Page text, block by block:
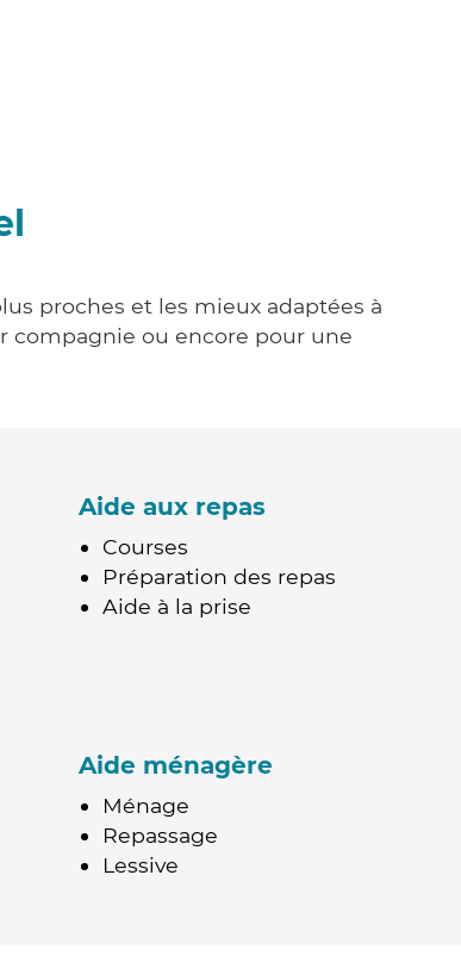
proches et les mieux adaptées à
compagnie ou encore pour une
Aide aux repas
Courses
Préparation des repas
Aide à la prise
Aide ménagère
Ménage
Repassage
Lessive